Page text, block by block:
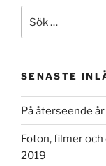
efter:
SENASTE
På återseende
Foton, filmer
2019